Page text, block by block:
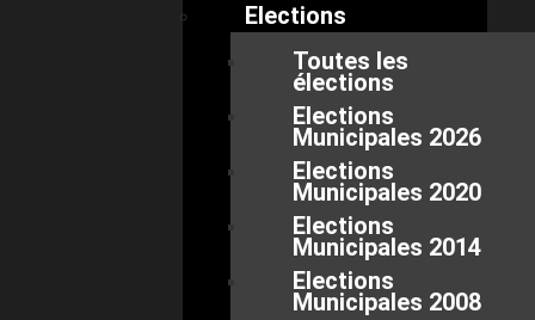
Elections
Toutes les
élections
Elections
Municipales 2026
Elections
Municipales 2020
Elections
Municipales 2014
Elections
Municipales 2008